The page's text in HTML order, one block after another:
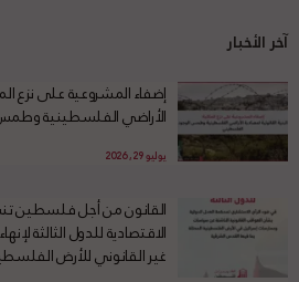
آخر الأخبار
إضفاء المشروعية على نزع
الأراضي الفلسطينية
يوليو 29, 2026
القانون من أجل فلسطين
الاقتصادية للدول الثالثة
غير القانوني للأرض